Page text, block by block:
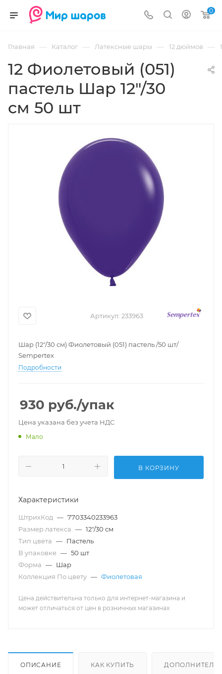
0
Главная — Каталог — Латексные шары — 12 дюймов —
12 Фиолетовый (051)
пастель Шар 12"/30
см 50 шт
Артикул: 233963
Шар (12"/30 см) Фиолетовый (051) пастель /50 шт/
Sempertex
Подробности
930 руб./упак
Цена указана без учета НДС
Мало
В КОРЗИНУ
Характеристики
ШтрихКод — 7703340233963
Размер латекса — 12"/30 см
Тип цвета — Пастель
В упаковке — 50 шт
Форма — Шар
Коллекция По цвету — Фиолетовая
Цена действительна только для интернет-магазина и
может отличаться от цен в розничных магазинах
ОПИСАНИЕ КАК КУПИТЬ